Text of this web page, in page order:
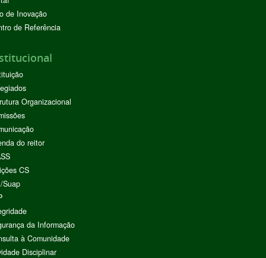
de Inovação
de Referência
Organizacional
do reitor
CS
Suap
da Informação
à Comunidade
Disciplinar